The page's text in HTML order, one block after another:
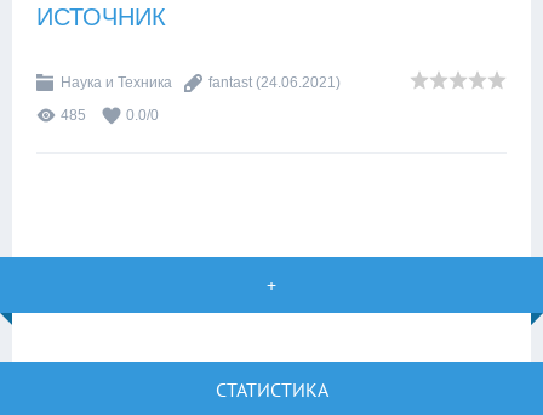
ИСТОЧНИК
Наука и Техника fantast (24.06.2021)
485
0.0/0
+
СТАТИСТИКА